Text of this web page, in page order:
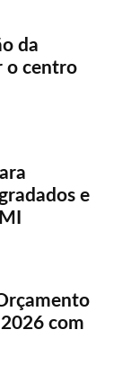
da
o centro
e
com